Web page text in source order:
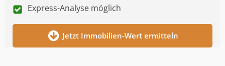
Express-Analyse möglich
Jetzt Immobilien-Wert ermitteln